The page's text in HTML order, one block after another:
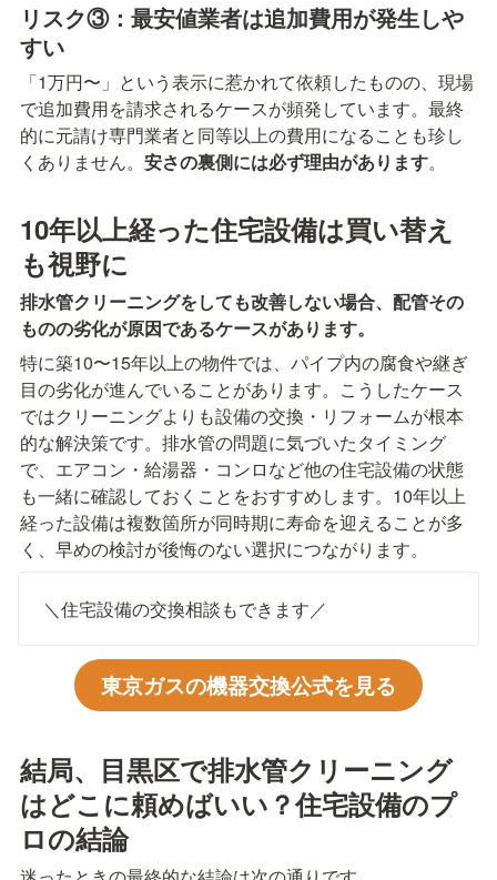
リスク③：最安値業者は追加費用が発生しや
すい
「1万円〜」という表示に惹かれて依頼したものの、現場
で追加費用を請求されるケースが頻発しています。最終
的に元請け専門業者と同等以上の費用になることも珍し
くありません。 安さの裏側には必ず理由があります。
10年以上経った住宅設備は買い替え
も視野に
排水管クリーニングをしても改善しない場合、配管その
ものの劣化が原因であるケースがあります。
特に築10〜15年以上の物件では、パイプ内の腐食や継ぎ
目の劣化が進んでいることがあります。こうしたケース
ではクリーニングよりも設備の交換・リフォームが根本
的な解決策です。排水管の問題に気づいたタイミング
で、エアコン・給湯器・コンロなど他の住宅設備の状態
も一緒に確認しておくことをおすすめします。10年以上
経った設備は複数箇所が同時期に寿命を迎えることが多
く、早めの検討が後悔のない選択につながります。
＼住宅設備の交換相談もできます／
東京ガスの機器交換公式を見る
結局、目黒区で排水管クリーニング
はどこに頼めばいい？住宅設備のプ
ロの結論